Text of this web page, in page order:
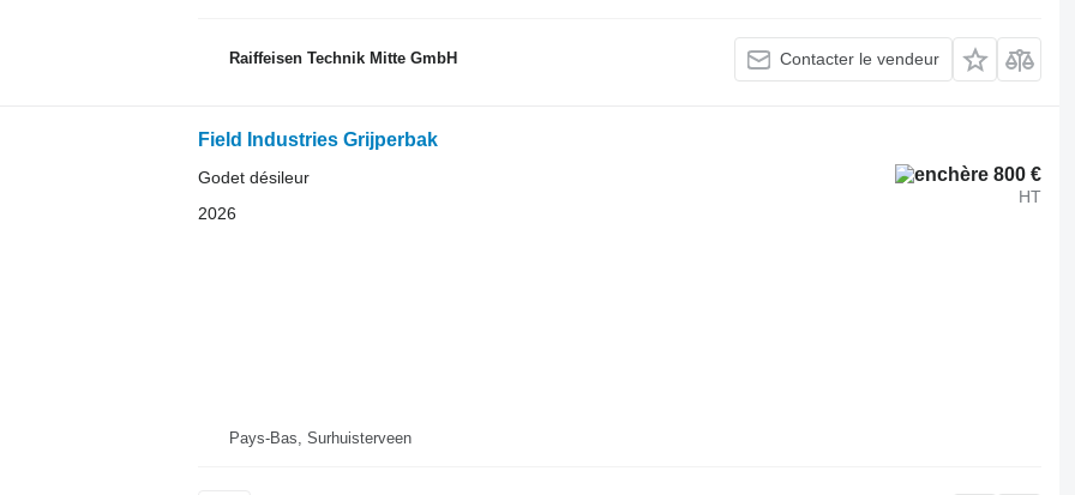
Raiffeisen Technik Mitte GmbH Contacter le vendeur
Field Industries Grijperbak
800 €
HT
Godet désileur
2026
Pays-Bas, Surhuisterveen